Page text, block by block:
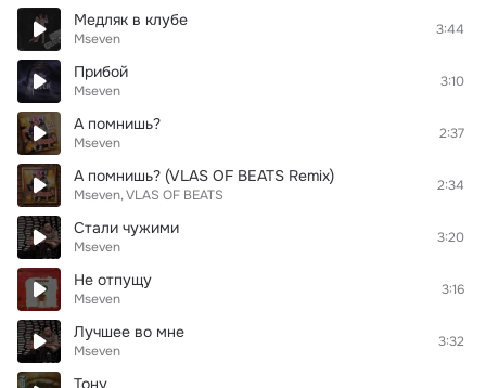
Медляк в клубе
Mseven
3:44
Прибой
Mseven
3:10
А помнишь?
Mseven
2:37
А помнишь? (VLAS OF BEATS Remix)
Mseven VLAS OF BEATS
2:34
Стали чужими
Mseven
3:20
Не отпущу
Mseven
3:16
Лучшее во мне
Mseven
3:32
Тону